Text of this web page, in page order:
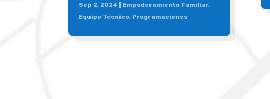
Sep 2, 2024 Empoderamiento Familiar,
Equipo Técnico, Programaciones